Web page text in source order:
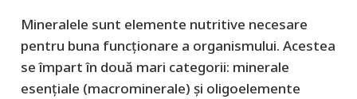
Mineralele sunt elemente nutritive necesare
pentru buna funcționare a organismului. Acestea
se împart în două mari categorii: minerale
esențiale (macrominerale) și oligoelemente